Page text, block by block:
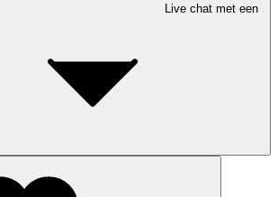
Live chat met een